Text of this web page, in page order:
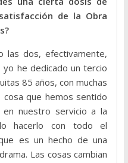
de la Obra
las dos, efectivamente,
he dedicado un tercio
85 años, con muchas
que hemos sentido
nuestro servicio a la
hacerlo con todo el
es un hecho de una
Las cosas cambian